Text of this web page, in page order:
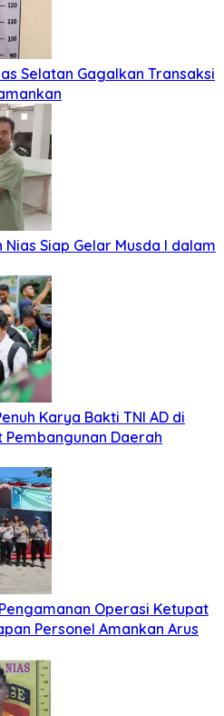
Selatan Gagalkan Transaksi
Nias Siap Gelar Musda I dalam
Karya Bakti TNI AD di
Daerah
Operasi Ketupat
Personel Amankan Arus